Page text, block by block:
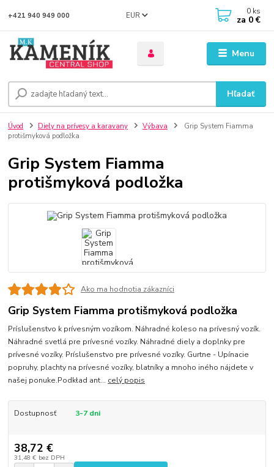
Menu
EUR
Hľadať
+421 940 949 000 0 ks
za 0 €
Úvod Diely na prívesy a karavany Výbava
Grip System Fiamma
protišmyková podložka
Grip System Fiamma
protišmyková podložka
Ako ma hodnotia zákazníci
Grip System Fiamma protišmyková podložka
Príslušenstvo k prívesným vozíkom. Náhradné koleso na prívesný vozík.
Náhradné svetlá pre prívesné vozíky. Náhradné diely a doplnky pre
prívesné vozíky. Príslušenstvo pre prívesné vozíky. Gurtne - Upínacie
popruhy, plachty na prívesné vozíky, blatníky a mnoho iného nájdete v
našej ponuke.Podkład ant... celý popis
Dostupnosť 3-7 dni
38,72 €
31,48 € bez DPH